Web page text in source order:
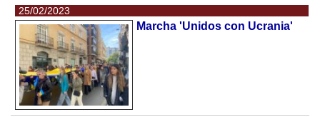
25/02/2023
Marcha 'Unidos con Ucrania'